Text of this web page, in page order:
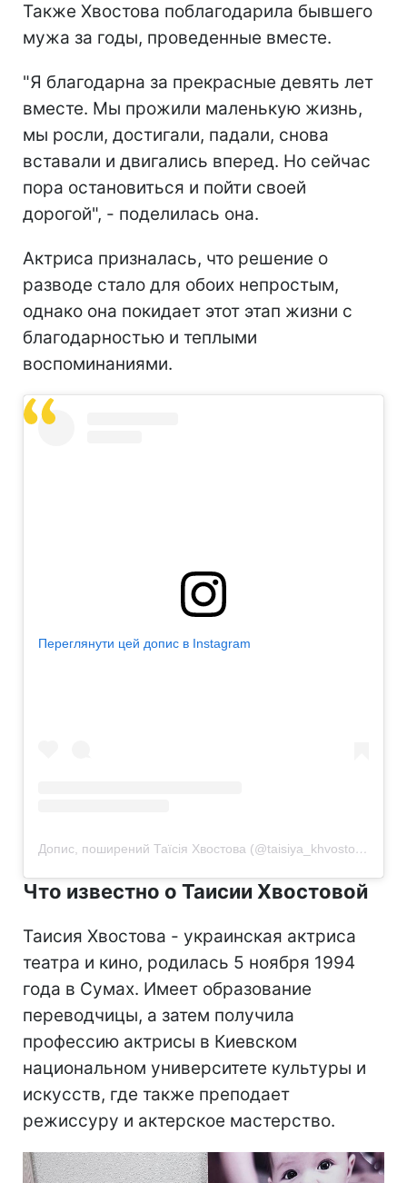
Также Хвостова поблагодарила бывшего
мужа за годы, проведенные вместе.
"Я благодарна за прекрасные девять лет
вместе. Мы прожили маленькую жизнь,
мы росли, достигали, падали, снова
вставали и двигались вперед. Но сейчас
пора остановиться и пойти своей
дорогой", - поделилась она.
Актриса призналась, что решение о
разводе стало для обоих непростым,
однако она покидает этот этап жизни с
благодарностью и теплыми
воспоминаниями.
Переглянути цей допис в Instagram
Допис, поширений Таїсія Хвостова (@taisiya_khvostova)
Что известно о Таисии Хвостовой
Таисия Хвостова - украинская актриса
театра и кино, родилась 5 ноября 1994
года в Сумах. Имеет образование
переводчицы, а затем получила
профессию актрисы в Киевском
национальном университете культуры и
искусств, где также преподает
режиссуру и актерское мастерство.